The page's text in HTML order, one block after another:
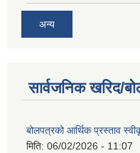
अन्य
सार्वजनिक खरिद/
बोलपत्रको आर्थिक प्रस्ताव
मिति: 06/02/2026 - 11:07